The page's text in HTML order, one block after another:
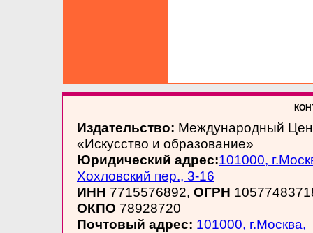
Издательство: Международный
«Искусство и образование»
Юридический адрес:101000,
Хохловский пер., 3-16
ИНН 7715576892, ОГРН
ОКПО 78928720
Почтовый адрес: 101000, г.Москва,